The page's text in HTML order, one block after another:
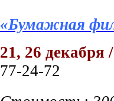
«Бумажная
21, 26
77-24-72